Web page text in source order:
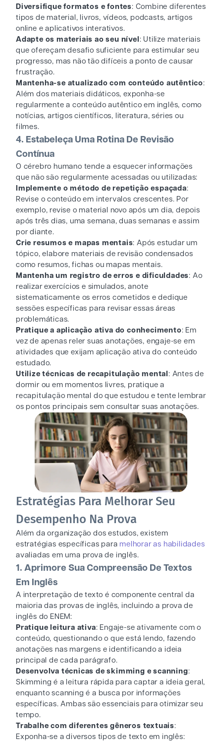
Diversifique formatos e fontes: Combine diferentes
tipos de material, livros, vídeos, podcasts, artigos
online e aplicativos interativos.
Adapte os materiais ao seu nível : Utilize materiais
que ofereçam desafio suficiente para estimular seu
progresso, mas não tão difíceis a ponto de causar
frustração.
Mantenha-se atualizado com conteúdo autêntico:
Além dos materiais didáticos, exponha-se
regularmente a conteúdo autêntico em inglês, como
notícias, artigos científicos, literatura, séries ou
filmes.
4. Estabeleça Uma Rotina De Revisão
Contínua
O cérebro humano tende a esquecer informações
que não são regularmente acessadas ou utilizadas:
Implemente o método de repetição espaçada:
Revise o conteúdo em intervalos crescentes. Por
exemplo, revise o material novo após um dia, depois
após três dias, uma semana, duas semanas e assim
por diante.
Crie resumos e mapas mentais: Após estudar um
tópico, elabore materiais de revisão condensados
como resumos, fichas ou mapas mentais.
Mantenha um registro de erros e dificuldades: Ao
realizar exercícios e simulados, anote
sistematicamente os erros cometidos e dedique
sessões específicas para revisar essas áreas
problemáticas.
Pratique a aplicação ativa do conhecimento: Em
vez de apenas reler suas anotações, engaje-se em
atividades que exijam aplicação ativa do conteúdo
estudado.
Utilize técnicas de recapitulação mental : Antes de
dormir ou em momentos livres, pratique a
recapitulação mental do que estudou e tente lembrar
os pontos principais sem consultar suas anotações.
Estratégias Para Melhorar Seu
Desempenho Na Prova
Além da organização dos estudos, existem
estratégias específicas para melhorar as habilidades
avaliadas em uma prova de inglês.
1. Aprimore Sua Compreensão De Textos
Em Inglês
A interpretação de texto é componente central da
maioria das provas de inglês, incluindo a prova de
inglês do ENEM:
Pratique leitura ativa: Engaje-se ativamente com o
conteúdo, questionando o que está lendo, fazendo
anotações nas margens e identificando a ideia
principal de cada parágrafo.
Desenvolva técnicas de skimming e scanning:
Skimming é a leitura rápida para captar a ideia geral,
enquanto scanning é a busca por informações
específicas. Ambas são essenciais para otimizar seu
tempo.
Trabalhe com diferentes gêneros textuais:
Exponha-se a diversos tipos de texto em inglês: